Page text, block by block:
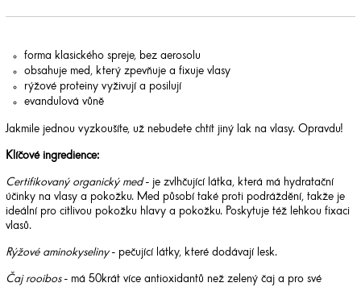
forma klasického spreje, bez aerosolu
obsahuje med, který zpevňuje a fixuje vlasy
rýžové proteiny vyživují a posilují
evandulová vůně
Jakmile jednou vyzkoušíte, už nebudete chtít jiný lak na vlasy. Opravdu!
Klíčové ingredience:
Certifikovaný organický med- je zvlhčující látka, která má hydratační
účinky na vlasy a pokožku. Med působí také proti podráždění, takže je
ideální pro citlivou pokožku hlavy a pokožku. Poskytuje též lehkou fixaci
vlasů.
Rýžové aminokyseliny- pečující látky, které dodávají lesk.
Čaj rooibos- má 50krát více antioxidantů než zelený čaj a pro své